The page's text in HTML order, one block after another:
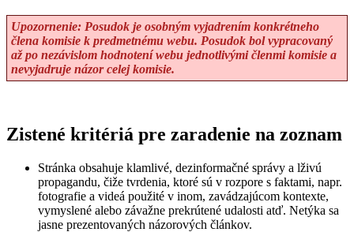
Upozornenie: Posudok je osobným vyjadrením konkrétneho
člena komisie k predmetnému webu. Posudok bol vypracovaný
až po nezávislom hodnotení webu jednotlivými členmi komisie a
nevyjadruje názor celej komisie.
Zistené kritériá pre zaradenie na zoznam
Stránka obsahuje klamlivé, dezinformačné správy a lživú
propagandu, čiže tvrdenia, ktoré sú v rozpore s faktami, napr.
fotografie a videá použité v inom, zavádzajúcom kontexte,
vymyslené alebo závažne prekrútené udalosti atď. Netýka sa
jasne prezentovaných názorových článkov.